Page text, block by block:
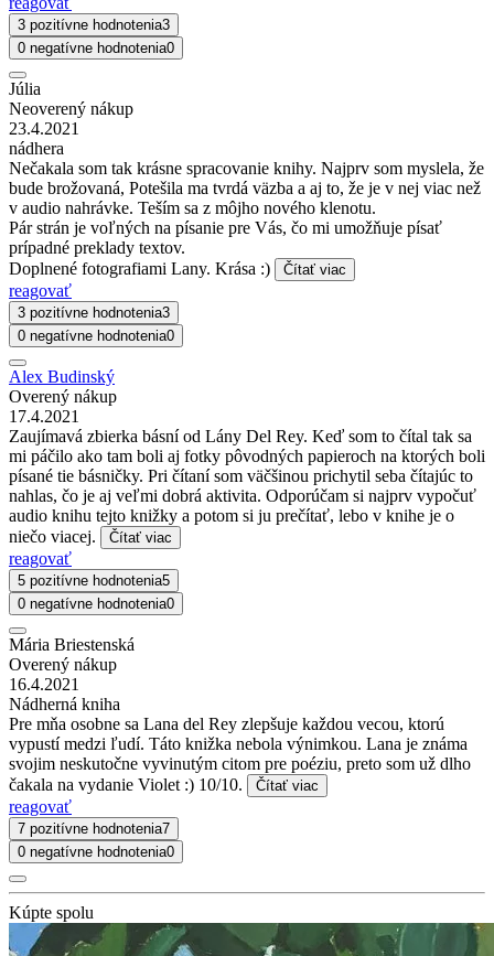
3 pozitívne hodnotenia3
0 negatívne hodnotenia0
Júlia
Neoverený nákup
23.4.2021
nádhera
Nečakala som tak krásne spracovanie knihy. Najprv som myslela, že
bude brožovaná, Potešila ma tvrdá väzba a aj to, že je v nej viac než
v audio nahrávke. Teším sa z môjho nového klenotu.
Pár strán je voľných na písanie pre Vás, čo mi umožňuje písať
prípadné preklady textov.
Doplnené fotografiami Lany. Krása :)
Čítať viac
reagovať
3 pozitívne hodnotenia3
0 negatívne hodnotenia0
Alex Budinský
Overený nákup
17.4.2021
Zaujímavá zbierka básní od Lány Del Rey. Keď som to čítal tak sa
mi páčilo ako tam boli aj fotky pôvodných papieroch na ktorých boli
písané tie básničky. Pri čítaní som väčšinou prichytil seba čítajúc to
nahlas, čo je aj veľmi dobrá aktivita. Odporúčam si najprv vypočuť
audio knihu tejto knižky a potom si ju prečítať, lebo v knihe je o
niečo viacej.
Čítať viac
reagovať
5 pozitívne hodnotenia5
0 negatívne hodnotenia0
Mária Briestenská
Overený nákup
16.4.2021
Nádherná kniha
Pre mňa osobne sa Lana del Rey zlepšuje každou vecou, ktorú
vypustí medzi ľudí. Táto knižka nebola výnimkou. Lana je známa
svojim neskutočne vyvinutým citom pre poéziu, preto som už dlho
čakala na vydanie Violet :) 10/10.
Čítať viac
reagovať
7 pozitívne hodnotenia7
0 negatívne hodnotenia0
Kúpte spolu